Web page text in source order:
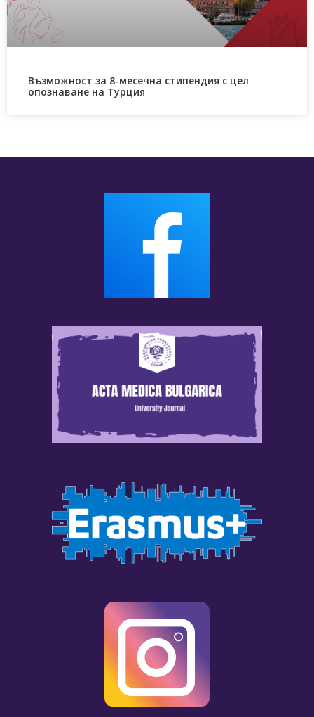
Възможност за 8-месечна стипендия с цел
опознаване на Турция